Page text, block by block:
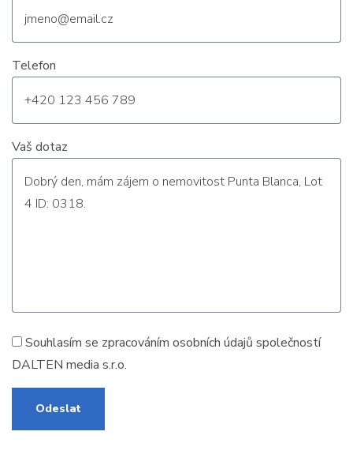
Telefon
Vaš dotaz
Souhlasím se zpracováním osobních údajů společností
DALTEN media s.r.o.
Odeslat